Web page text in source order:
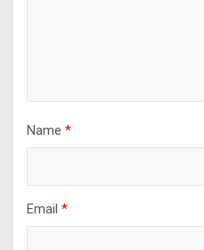
Name *
Email *